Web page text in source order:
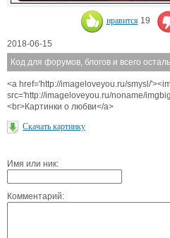
нравится 19
2018-06-15
Код для форумов, блогов и всего
<a href='http://imageloveyou.ru/smysl/
src='http://imageloveyou.ru/noname/
<br>Картинки о любви</a>
Скачать картинку
Имя или ник:
Комментарий: